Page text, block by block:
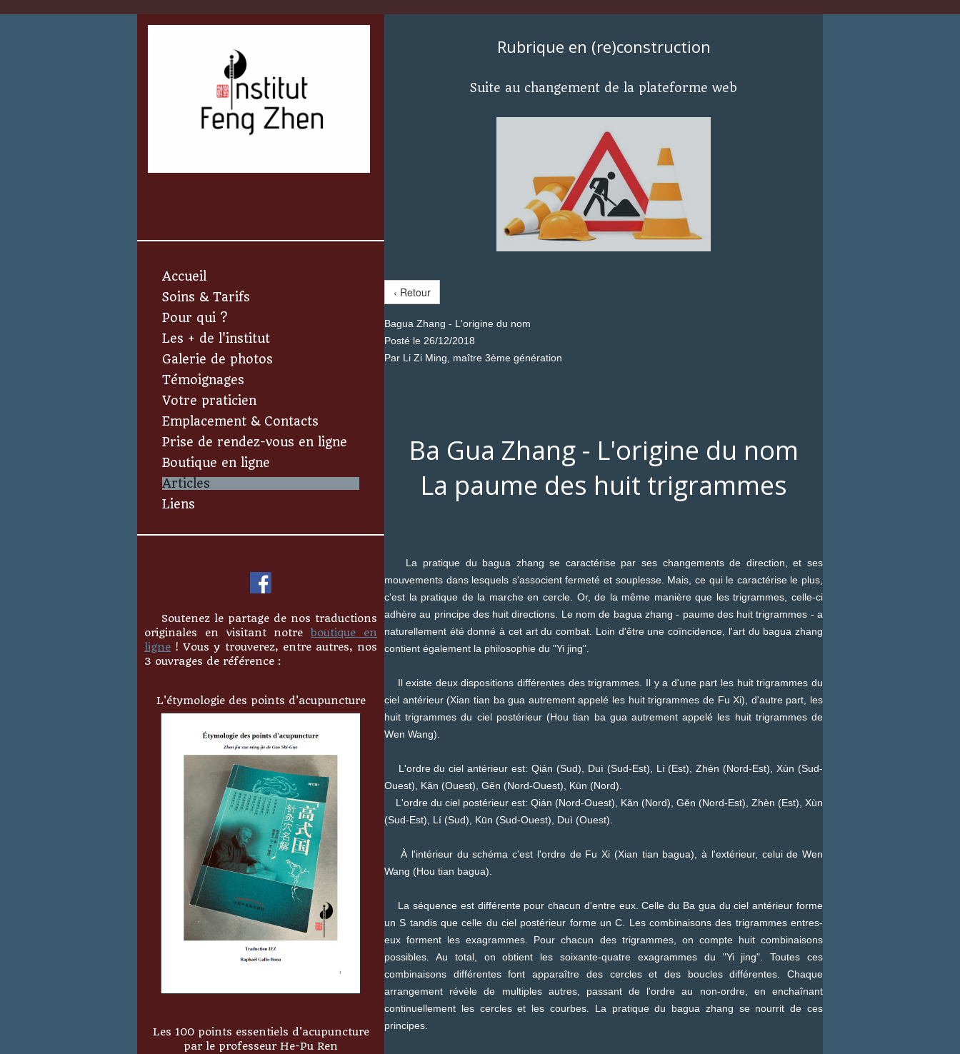
Accueil
Soins & Tarifs
Pour qui ?
Les + de l'institut
Galerie de photos
Témoignages
Votre praticien
Emplacement & Contacts
Prise de rendez-vous en ligne
Boutique en ligne
Articles
Liens
Soutenez le partage de nos traductions
originales en visitant notreboutique en
ligne ! Vous y trouverez, entre autres, nos
3 ouvrages de référence :
L'étymologie des points d'acupuncture
Les 100 points essentiels d'acupuncture
par le professeur He-Pu Ren
Rubrique en (re)construction
Suite au changement de la plateforme web
‹ Retour
Bagua Zhang - L'origine du nom
Posté le 26/12/2018
Par Li Zi Ming, maître 3ème génération
Ba Gua Zhang - L'origine du nom
La paume des huit trigrammes
La pratique du bagua zhang se caractérise par ses changements de direction, et ses
mouvements dans lesquels s'associent fermeté et souplesse. Mais, ce qui le caractérise le plus,
c'est la pratique de la marche en cercle. Or, de la même manière que les trigrammes, celle-ci
adhère au principe des huit directions. Le nom de bagua zhang - paume des huit trigrammes - a
naturellement été donné à cet art du combat. Loin d'être une coïncidence, l'art du bagua zhang
contient également la philosophie du "Yi jing".
Il existe deux dispositions différentes des trigrammes. Il y a d'une part les huit trigrammes du
ciel antérieur (Xian tian ba gua autrement appelé les huit trigrammes de Fu Xi), d'autre part, les
huit trigrammes du ciel postérieur (Hou tian ba gua autrement appelé les huit trigrammes de
Wen Wang).
L'ordre du ciel antérieur est: Qián (Sud), Duì (Sud-Est), Lí (Est), Zhèn (Nord-Est), Xùn (Sud-
Ouest), Kǎn (Ouest), Gěn (Nord-Ouest), Kūn (Nord).
L'ordre du ciel postérieur est: Qián (Nord-Ouest), Kǎn (Nord), Gěn (Nord-Est), Zhèn (Est), Xùn
(Sud-Est), Lí (Sud), Kūn (Sud-Ouest), Duì (Ouest).
À l'intérieur du schéma c'est l'ordre de Fu Xi (Xian tian bagua), à l'extérieur, celui de Wen
Wang (Hou tian bagua).
La séquence est différente pour chacun d'entre eux. Celle du Ba gua du ciel antérieur forme
un S tandis que celle du ciel postérieur forme un C. Les combinaisons des trigrammes entres-
eux forment les exagrammes. Pour chacun des trigrammes, on compte huit combinaisons
possibles. Au total, on obtient les soixante-quatre exagrammes du "Yi jing". Toutes ces
combinaisons différentes font apparaître des cercles et des boucles différentes. Chaque
arrangement révèle de multiples autres, passant de l'ordre au non-ordre, en enchaînant
continuellement les cercles et les courbes. La pratique du bagua zhang se nourrit de ces
principes.